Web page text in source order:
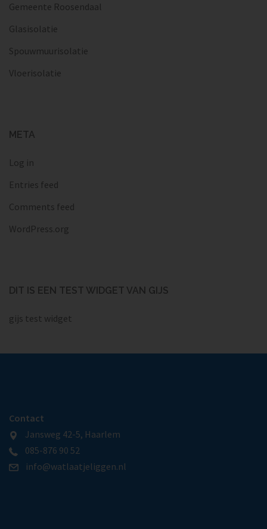
Gemeente Roosendaal
Glasisolatie
Spouwmuurisolatie
Vloerisolatie
META
Log in
Entries feed
Comments feed
WordPress.org
DIT IS EEN TEST WIDGET VAN GIJS
gijs test widget
Contact
Jansweg 42-5, Haarlem
085-876 90 52
info@watlaatjeliggen.nl